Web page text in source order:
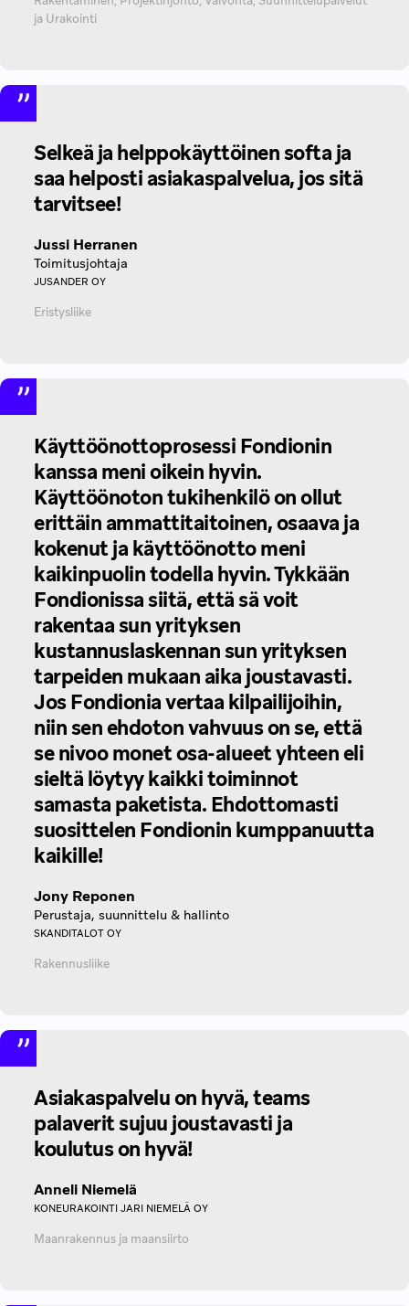
ja Urakointi
Selkeä ja helppokäyttöinen softa ja
saa helposti asiakaspalvelua, jos sitä
tarvitsee!
Jussi Herranen
Toimitusjohtaja
JUSANDER OY
Eristysliike
Käyttöönottoprosessi Fondionin
kanssa meni oikein hyvin.
Käyttöönoton tukihenkilö on ollut
erittäin ammattitaitoinen, osaava ja
kokenut ja käyttöönotto meni
kaikinpuolin todella hyvin. Tykkään
Fondionissa siitä, että sä voit
rakentaa sun yrityksen
kustannuslaskennan sun yrityksen
tarpeiden mukaan aika joustavasti.
Jos Fondionia vertaa kilpailijoihin,
niin sen ehdoton vahvuus on se, että
se nivoo monet osa-alueet yhteen eli
sieltä löytyy kaikki toiminnot
samasta paketista. Ehdottomasti
suosittelen Fondionin kumppanuutta
kaikille!
Jony Reponen
Perustaja, suunnittelu & hallinto
SKANDITALOT OY
Rakennusliike
Asiakaspalvelu on hyvä, teams
palaverit sujuu joustavasti ja
koulutus on hyvä!
Anneli Niemelä
KONEURAKOINTI JARI NIEMELÄ OY
Maanrakennus ja maansiirto